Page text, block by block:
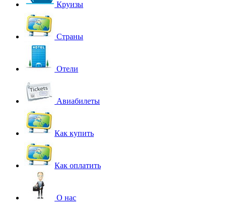
Круизы
Страны
Отели
Авиабилеты
Как купить
Как оплатить
О нас